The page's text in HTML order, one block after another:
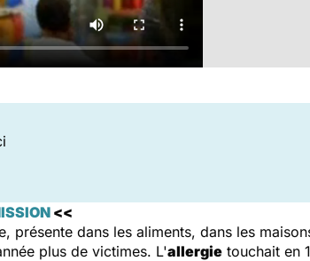
<<
présente dans les aliments, dans les
plus de victimes. L'allergie touchait en